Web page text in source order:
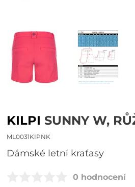
KILPI SUNNY W,
ML0031KIPNK
dámské letní kraťasy
0 hodnocení